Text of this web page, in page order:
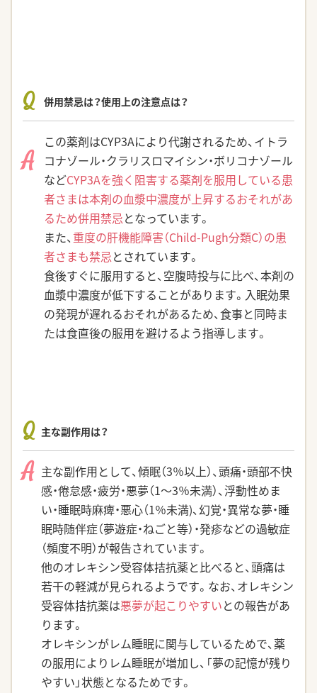
Q 併用禁忌は？使用上の注意点は？
A
この薬剤はCYP3Aにより代謝されるため、イトラ
コナゾール・クラリスロマイシン・ボリコナゾール
などCYP3Aを強く阻害する薬剤を服用している患
者さまは本剤の血漿中濃度が上昇するおそれがあ
るため併用禁忌となっています。
また、 重度の肝機能障害（Child-Pugh分類C）の患
者さまも禁忌とされています。
食後すぐに服用すると、空腹時投与に比べ、本剤の
血漿中濃度が低下することがあります。入眠効果
の発現が遅れるおそれがあるため、食事と同時ま
たは食直後の服用を避けるよう指導します。
Q 主な副作用は？
A 主な副作用として、傾眠（3％以上）、頭痛・頭部不快
感・倦怠感・疲労・悪夢（1～3％未満）、浮動性めま
い・睡眠時麻痺・悪心（1％未満)、幻覚・異常な夢・睡
眠時随伴症（夢遊症・ねごと等）・発疹などの過敏症
（頻度不明）が報告されています。
他のオレキシン受容体拮抗薬と比べると、頭痛は
若干の軽減が見られるようです。なお、オレキシン
受容体拮抗薬は悪夢が起こりやすいとの報告があ
ります。
オレキシンがレム睡眠に関与しているためで、薬
の服用によりレム睡眠が増加し、「夢の記憶が残り
やすい」状態となるためです。